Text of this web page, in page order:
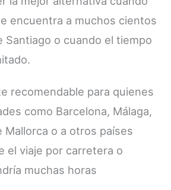
encuentra a muchos cientos
Santiago o cuando el tiempo
recomendable para quienes
como Barcelona, Málaga,
Mallorca o a otros países
el viaje por carretera o
muchas horas